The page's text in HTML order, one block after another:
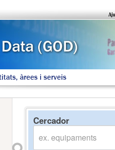
àrees i serveis
Cercador